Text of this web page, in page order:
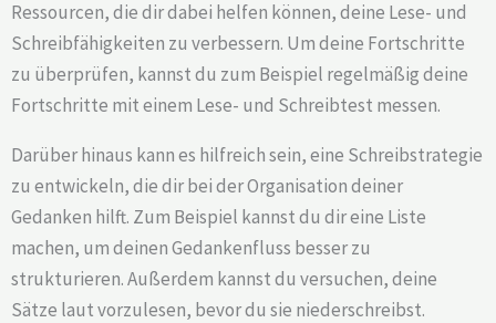
Ressourcen, die dir dabei helfen können, deine Lese- und
Schreibfähigkeiten zu verbessern. Um deine Fortschritte
zu überprüfen, kannst du zum Beispiel regelmäßig deine
Fortschritte mit einem Lese- und Schreibtest messen.
Darüber hinaus kann es hilfreich sein, eine Schreibstrategie
zu entwickeln, die dir bei der Organisation deiner
Gedanken hilft. Zum Beispiel kannst du dir eine Liste
machen, um deinen Gedankenfluss besser zu
strukturieren. Außerdem kannst du versuchen, deine
Sätze laut vorzulesen, bevor du sie niederschreibst.